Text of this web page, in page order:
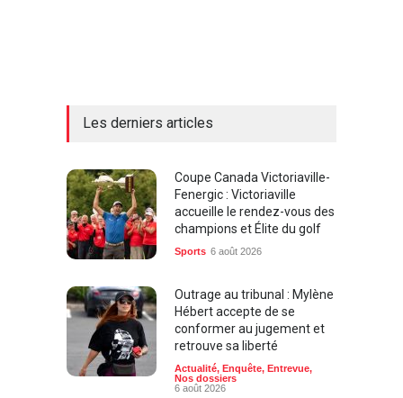
Les derniers articles
Coupe Canada Victoriaville-
Fenergic : Victoriaville
accueille le rendez-vous des
champions et Élite du golf
Sports 6 août 2026
Outrage au tribunal : Mylène
Hébert accepte de se
conformer au jugement et
retrouve sa liberté
Actualité, Enquête, Entrevue,
Nos dossiers
6 août 2026